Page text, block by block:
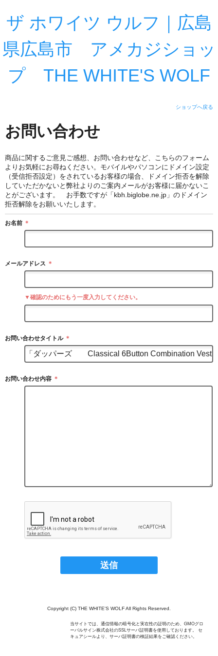
ザ ホワイツ ウルフ｜広島
県広島市 アメカジショッ
プ THE WHITE'S WOLF
ショップへ戻る
お問い合わせ
商品に関するご意見ご感想、お問い合わせなど、こちらのフォーム
よりお気軽にお尋ねください。モバイルやパソコンにドメイン設定
（受信拒否設定）をされているお客様の場合、ドメイン拒否を解除
していただかないと弊社よりのご案内メールがお客様に届かないこ
とがございます。 お手数ですが「kbh.biglobe.ne.jp」のドメイン
拒否解除をお願いいたします。
お名前 ＊
メールアドレス ＊
▼確認のためにもう一度入力してください。
お問い合わせタイトル ＊
お問い合わせ内容 ＊
Copyright (C) THE WHITE'S WOLF All Rights Reserved.
当サイトでは、通信情報の暗号化と実在性の証明のため、GMOグロ
ーバルサイン株式会社のSSLサーバ証明書を使用しております。 セ
キュアシールより、サーバ証明書の検証結果をご確認ください。